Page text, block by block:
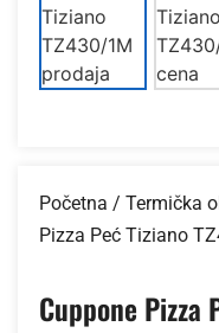
Početna / Termička
Pizza Peć Tiziano
Cuppone Pizza